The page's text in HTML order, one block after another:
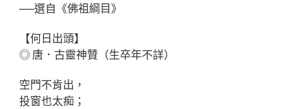
──選自《佛祖綱目》
【何日出頭】
◎ 唐．古靈神贊（生卒年不詳）
空門不肯出，
投窗也太痴；